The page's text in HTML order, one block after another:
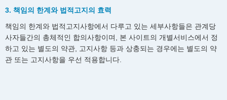
3. 책임의 한계와 법적고지의 효력
책임의 한계와 법적고지사항에서 다루고 있는 세부사항들은 관계당
사자들간의 총체적인 합의사항이며, 본 사이트의 개별서비스에서 정
하고 있는 별도의 약관, 고지사항 등과 상충되는 경우에는 별도의 약
관 또는 고지사항을 우선 적용합니다.